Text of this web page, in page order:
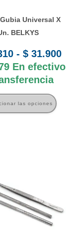
Universal X
BELKYS
- $31.900
En efectivo
las opciones
en
la